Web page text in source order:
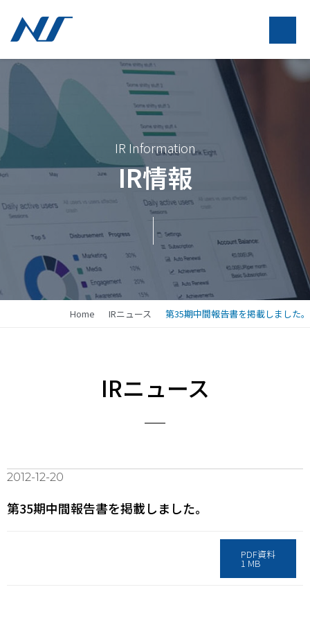
IR Information
IR情報
Home IRニュース 第35期中間報告書を掲載しました。
IRニュース
2012-12-20
第35期中間報告書を掲載しました。
PDF資料
1 MB